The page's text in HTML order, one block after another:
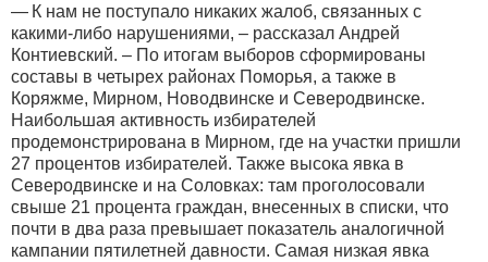
— К нам не поступало никаких жалоб, связанных с
какими-либо нарушениями, – рассказал Андрей
Контиевский. – По итогам выборов сформированы
составы в четырех районах Поморья, а также в
Коряжме, Мирном, Новодвинске и Северодвинске.
Наибольшая активность избирателей
продемонстрирована в Мирном, где на участки пришли
27 процентов избирателей. Также высока явка в
Северодвинске и на Соловках: там проголосовали
свыше 21 процента граждан, внесенных в списки, что
почти в два раза превышает показатель аналогичной
кампании пятилетней давности. Самая низкая явка